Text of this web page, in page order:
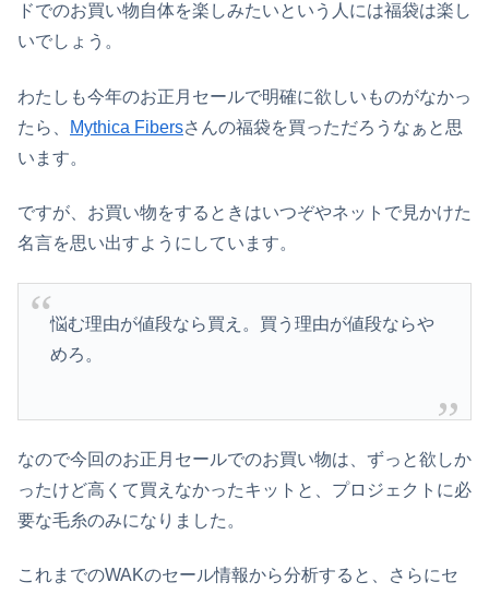
ドでのお買い物自体を楽しみたいという人には福袋は楽し
いでしょう。
わたしも今年のお正月セールで明確に欲しいものがなかっ
たら、
Mythica Fibersさんの福袋を買っただろうなぁと思
います。
ですが、お買い物をするときはいつぞやネットで見かけた
名言を思い出すようにしています。
悩む理由が値段なら買え。買う理由が値段ならや
めろ。
なので今回のお正月セールでのお買い物は、ずっと欲しか
ったけど高くて買えなかったキットと、プロジェクトに必
要な毛糸のみになりました。
これまでのWAKのセール情報から分析すると、さらにセ